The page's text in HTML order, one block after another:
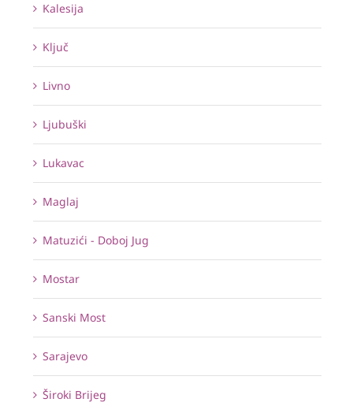
Kalesija
Ključ
Livno
Ljubuški
Lukavac
Maglaj
Matuzići - Doboj Jug
Mostar
Sanski Most
Sarajevo
Široki Brijeg